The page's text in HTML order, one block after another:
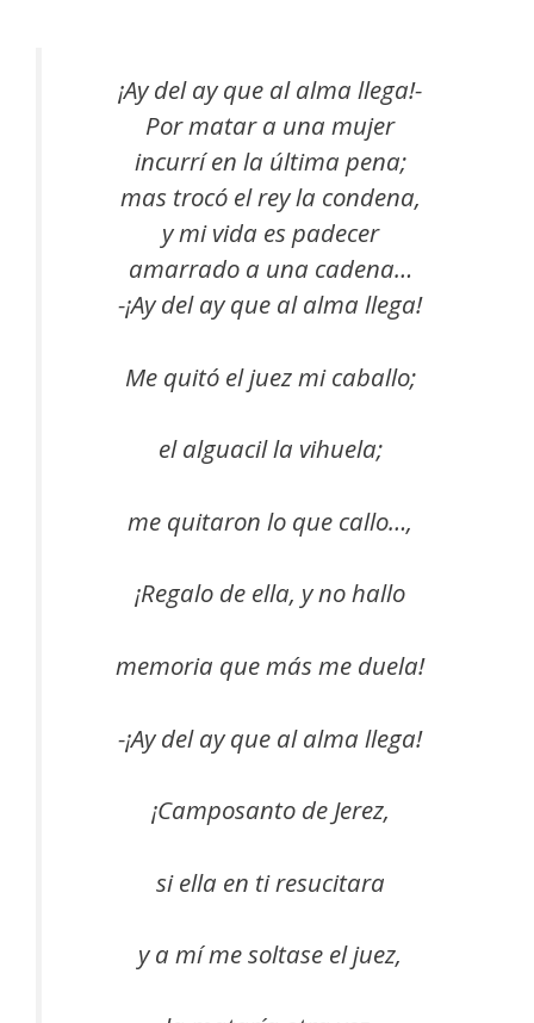
¡Ay del ay que al alma llega!-
Por matar a una mujer
incurrí en la última pena;
mas trocó el rey la condena,
y mi vida es padecer
amarrado a una cadena…
-¡Ay del ay que al alma llega!
Me quitó el juez mi caballo;
el alguacil la vihuela;
me quitaron lo que callo…,
¡Regalo de ella, y no hallo
memoria que más me duela!
-¡Ay del ay que al alma llega!
¡Camposanto de Jerez,
si ella en ti resucitara
y a mí me soltase el juez,